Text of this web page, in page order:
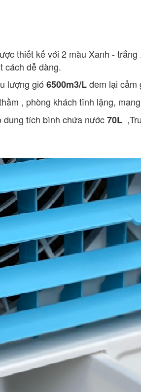
thiết kế với 2 màu Xanh -
cách dễ dàng.
lượng gió 6500m3/Lđem lại cảm
, phòng khách tĩnh lặng,
dung tích bình chứa nước70L